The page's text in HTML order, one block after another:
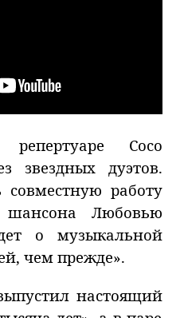
Сосо
звездных дуэтов.
работу
шансона Любовью
о музыкальной
чем прежде».
настоящий